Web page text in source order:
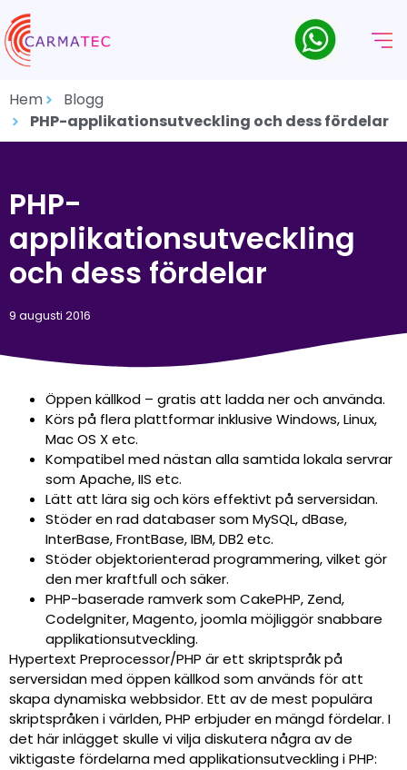
Hem
Blogg
PHP-applikationsutveckling och dess fördelar
PHP-
applikationsutveckling
och dess fördelar
9 augusti 2016
Öppen källkod – gratis att ladda ner och använda.
Körs på flera plattformar inklusive Windows, Linux,
Mac OS X etc.
Kompatibel med nästan alla samtida lokala servrar
som Apache, IIS etc.
Lätt att lära sig och körs effektivt på serversidan.
Stöder en rad databaser som MySQL, dBase,
InterBase, FrontBase, IBM, DB2 etc.
Stöder objektorienterad programmering, vilket gör
den mer kraftfull och säker.
PHP-baserade ramverk som CakePHP, Zend,
Codelgniter, Magento, joomla möjliggör snabbare
applikationsutveckling.
Hypertext Preprocessor/PHP är ett skriptspråk på
serversidan med öppen källkod som används för att
skapa dynamiska webbsidor. Ett av de mest populära
skriptspråken i världen, PHP erbjuder en mängd fördelar. I
det här inlägget skulle vi vilja diskutera några av de
viktigaste fördelarna med applikationsutveckling i PHP: